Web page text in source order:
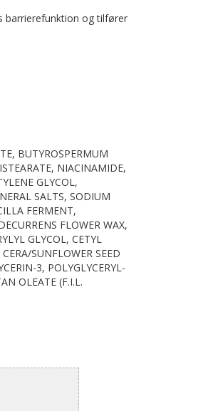
barrierefunktion og tilfører
BUTYROSPERMUM
NIACINAMIDE,
GLYCOL,
SALTS, SODIUM
FERMENT,
FLOWER WAX,
GLYCOL, CETYL
SUNFLOWER SEED
3, POLYGLYCERYL-
OLEATE (F.I.L.